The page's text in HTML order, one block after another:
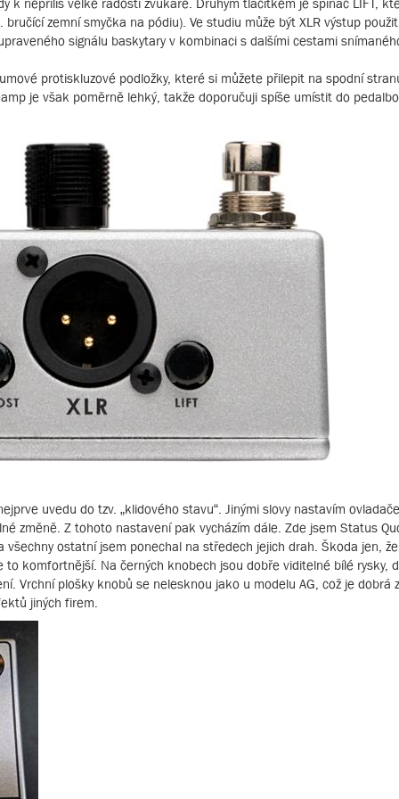
k nepříliš velké radosti zvukaře. Druhým tlačítkem je spínač LIFT,
zemní smyčka na pódiu). Ve studiu může být XLR výstup
signálu baskytary v kombinaci s dalšími cestami
protiskluzové podložky, které si můžete přilepit na spodní
je však poměrně lehký, takže doporučuji spíše umístit do
uvedu do tzv. „klidového stavu“. Jinými slovy nastavím
změně. Z tohoto nastavení pak vycházím dále. Zde jsem Status
všechny ostatní jsem ponechal na středech jejich drah. Škoda jen, že
komfortnější. Na černých knobech jsou dobře viditelné bílé rysky,
Vrchní plošky knobů se nelesknou jako u modelu AG, což je dobrá
jiných firem.